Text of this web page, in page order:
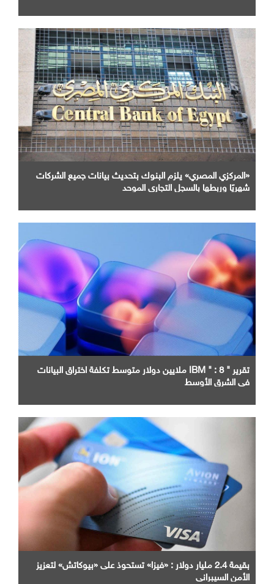
«المركزي المصري» يلزم البنوك بتحديث بيانات جميع الشركات
شهريًا وربطها بالسجل التجاري الموحد
تقرير " IBM " : 8 ملايين دولار متوسط تكلفة اختراق البيانات
في الشرق الأوسط
بقيمة 2.4 مليار دولار : «فيزا» تستحوذ على «بيوكاتش» لتعزيز
الأمن السيبراني